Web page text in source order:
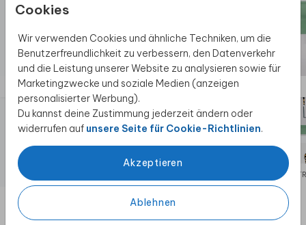
Cookies
Wir verwenden Cookies und ähnliche Techniken, um die
Benutzerfreundlichkeit zu verbessern, den Datenverkehr
und die Leistung unserer Website zu analysieren sowie für
Marketingzwecke und soziale Medien (anzeigen
personalisierter Werbung).
Du kannst deine Zustimmung jederzeit ändern oder
widerrufen auf unsere Seite für Cookie-Richtlinien.
Akzeptieren
Ablehnen
und schadstofffrei
Hinweis:Der Druck der Farbe Weiß ist auf
Dopper-Flaschen derzeit leider nicht möglich.
Weiße Elemente sind auf der Flasche daher
nicht sichtbar.
DOPPER